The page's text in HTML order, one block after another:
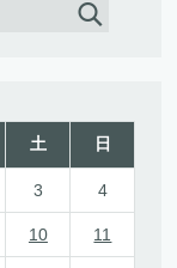
土 日
3 4
10 11